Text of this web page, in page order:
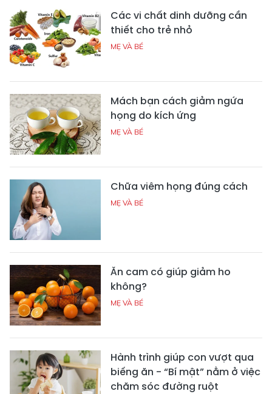
Các vi chất dinh dưỡng cần
thiết cho trẻ nhỏ
MẸ VÀ BÉ
Mách bạn cách giảm ngứa
họng do kích ứng
MẸ VÀ BÉ
Chữa viêm họng đúng cách
MẸ VÀ BÉ
Ăn cam có giúp giảm ho
không?
MẸ VÀ BÉ
Hành trình giúp con vượt qua
biếng ăn - “Bí mật” nằm ở việc
chăm sóc đường ruột